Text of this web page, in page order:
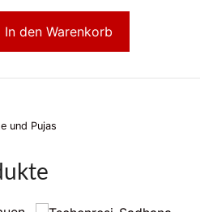
In den Warenkorb
und Pujas